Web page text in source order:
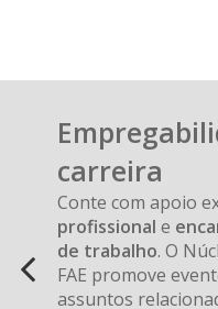
Carousel
content
with
slides.
carousel
rotating
of
images,
carreira
Conte com apoio
profissionale
de trabalho. O
FAE promove
assuntos